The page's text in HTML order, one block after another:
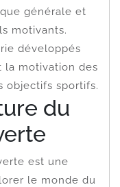
générale et
motivants.
développés
la motivation des
objectifs sportifs.
du
est une
le monde du